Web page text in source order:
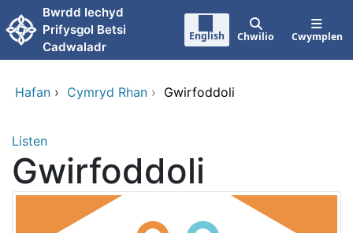
Neidio i'r prif gynnwy
Bwrdd Iechyd
Prifysgol Betsi
Cadwaladr
English Chwilio Cwymplen
Hafan › Cymryd Rhan › Gwirfoddoli
Listen
Gwirfoddoli